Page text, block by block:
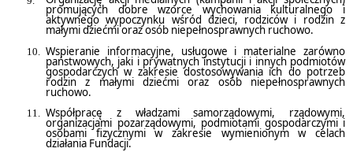
promujących dobre wzorce wychowania kulturalnego i
aktywnego wypoczynku wśród dzieci, rodziców i rodzin z
małymi dziećmi oraz osób niepełnosprawnych ruchowo.
Wspieranie informacyjne, usługowe i materialne zarówno
państwowych, jaki i prywatnych instytucji i innych podmiotów
gospodarczych w zakresie dostosowywania ich do potrzeb
rodzin z małymi dziećmi oraz osób niepełnosprawnych
ruchowo.
Współpracę z władzami samorządowymi, rządowymi,
organizacjami pozarządowymi, podmiotami gospodarczymi i
osobami fizycznymi w zakresie wymienionym w celach
działania Fundacji.